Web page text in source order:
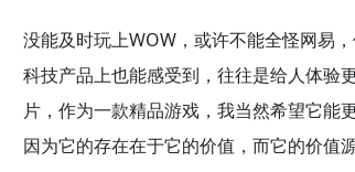
没能及时玩上WOW，或许不能全怪网易
科技产品上也能感受到，往往是给人体验
片，作为一款精品游戏，我当然希望它能
因为它的存在在于它的价值，而它的价值